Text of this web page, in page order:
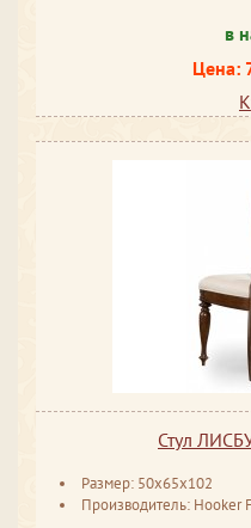
в
Цена:
Стул
Размер: 50x65x102
Производитель: Hooker